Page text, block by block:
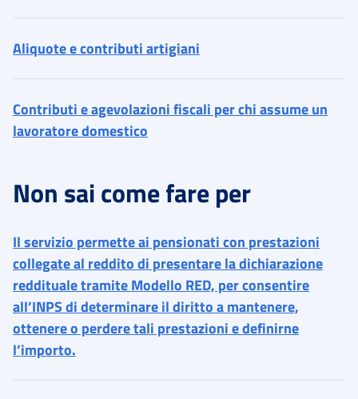
Non sai come fare per
Il servizio permette ai pensionati con prestazioni
collegate al reddito di presentare la dichiarazione
reddituale tramite Modello RED, per consentire
all’INPS di determinare il diritto a mantenere,
ottenere o perdere tali prestazioni e definirne
l’importo.
Aliquote e contributi artigiani
Contributi e agevolazioni fiscali per chi assume un
lavoratore domestico